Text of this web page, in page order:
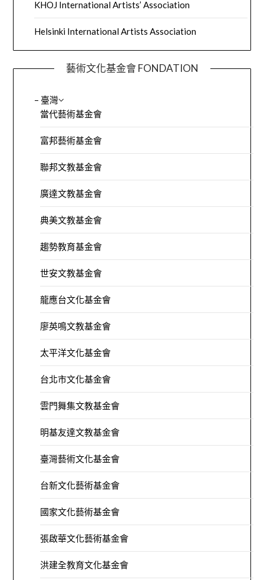
KHOJ International Artists’ Association
Helsinki International Artists Association
藝術文化基金會 FONDATION
– 臺灣
當代藝術基金會
富邦藝術基金會
聯邦文教基金會
廣達文教基金會
典美文教基金會
趨勢教育基金會
世安文教基金會
龍應台文化基金會
廖英鳴文教基金會
太平洋文化基金會
台北市文化基金會
雲門舞集文教基金會
明基友達文教基金會
臺灣藝術文化基金會
台新文化藝術基金會
國家文化藝術基金會
張啟華文化藝術基金會
洪建全教育文化基金會